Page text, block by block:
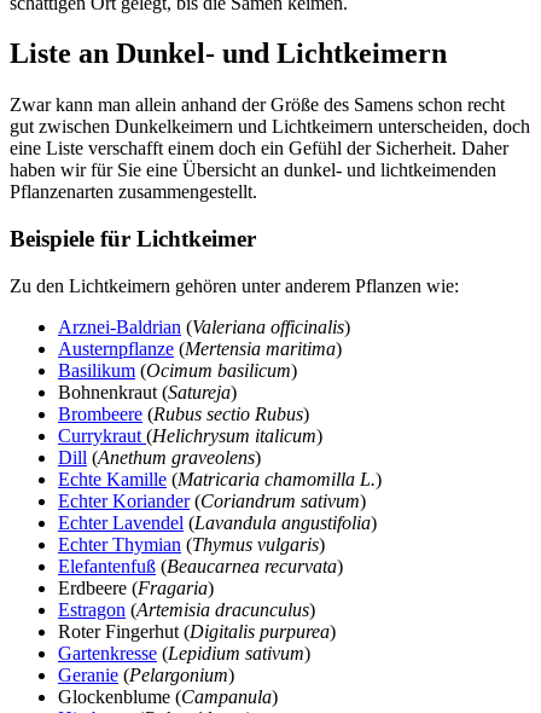
Liste an Dunkel- und Lichtkeimern
Zwar kann man allein anhand der Größe des Samens schon recht
gut zwischen Dunkelkeimern und Lichtkeimern unterscheiden, doch
eine Liste verschafft einem doch ein Gefühl der Sicherheit. Daher
haben wir für Sie eine Übersicht an dunkel- und lichtkeimenden
Pflanzenarten zusammengestellt.
Beispiele für Lichtkeimer
Zu den Lichtkeimern gehören unter anderem Pflanzen wie:
Arznei-Baldrian (Valeriana officinalis)
Austernpflanze (Mertensia maritima)
Basilikum (Ocimum basilicum)
Bohnenkraut (Satureja)
Brombeere (Rubus sectio Rubus)
Currykraut (Helichrysum italicum)
Dill (Anethum graveolens)
Echte Kamille (Matricaria chamomilla L.)
Echter Koriander(Coriandrum sativum)
Echter Lavendel (Lavandula angustifolia)
Echter Thymian (Thymus vulgaris)
Elefantenfuß (Beaucarnea recurvata)
Erdbeere (Fragaria)
Estragon (Artemisia dracunculus)
Roter Fingerhut (Digitalis purpurea)
Gartenkresse (Lepidium sativum)
Geranie (Pelargonium)
Glockenblume (Campanula)